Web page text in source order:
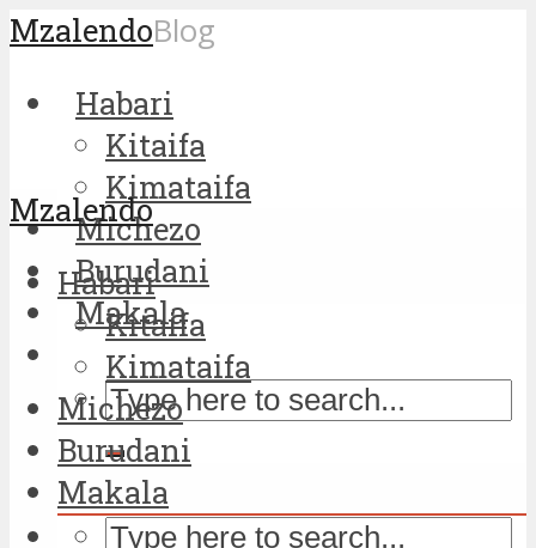
MzalendoBlog
Habari
Kitaifa
Kimataifa
Michezo
Burudani
Makala
Mzalendo
Habari
Kitaifa
Kimataifa
Michezo
Burudani
Makala